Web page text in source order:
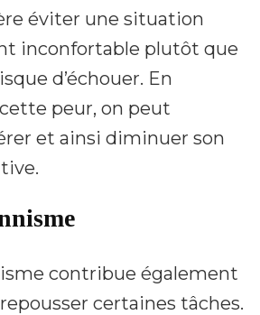
éviter une situation
inconfortable plutôt que
d’échouer. En
peur, on peut
et ainsi diminuer son
contribue également
certaines tâches.